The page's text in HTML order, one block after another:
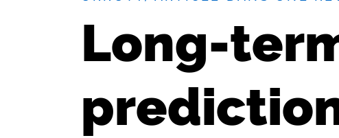
Long-